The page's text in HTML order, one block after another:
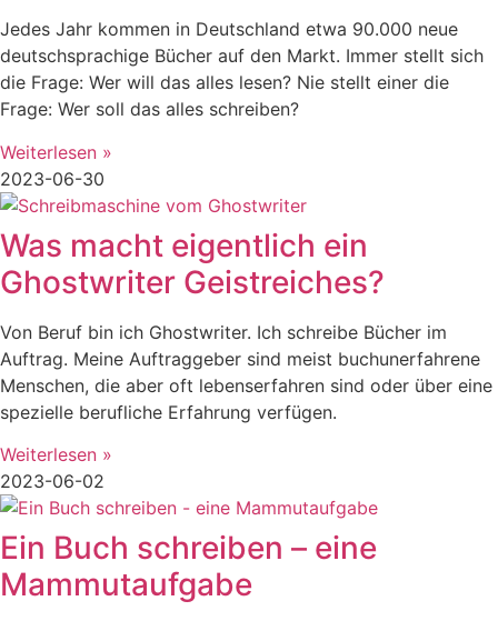
Jedes Jahr kommen in Deutschland etwa 90.000 neue
deutschsprachige Bücher auf den Markt. Immer stellt sich
die Frage: Wer will das alles lesen? Nie stellt einer die
Frage: Wer soll das alles schreiben?
Weiterlesen »
2023-06-30
Was macht eigentlich ein
Ghostwriter Geistreiches?
Von Beruf bin ich Ghostwriter. Ich schreibe Bücher im
Auftrag. Meine Auftraggeber sind meist buchunerfahrene
Menschen, die aber oft lebenserfahren sind oder über eine
spezielle berufliche Erfahrung verfügen.
Weiterlesen »
2023-06-02
Ein Buch schreiben – eine
Mammutaufgabe